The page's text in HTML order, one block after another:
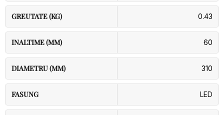
GREUTATE (KG) 0.43
INALTIME (MM) 60
DIAMETRU (MM) 310
FASUNG LED